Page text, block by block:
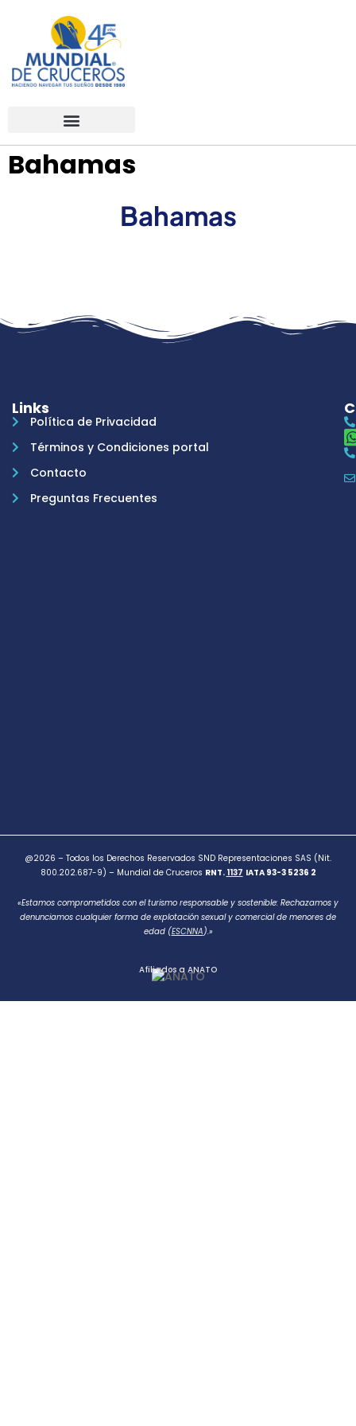
Bahamas
Bahamas
Links
Política de Privacidad
Términos y Condiciones portal
Contacto
Preguntas Frecuentes
@2026 – Todos los Derechos Reservados SND Representaciones SAS (Nit.
800.202.687-9) – Mundial de Cruceros RNT. 1137 IATA 93-3 5236 2
«Estamos comprometidos con el turismo responsable y sostenible: Rechazamos y
denunciamos cualquier forma de explotación sexual y comercial de menores de
edad (ESCNNA).»
Afiliados a ANATO